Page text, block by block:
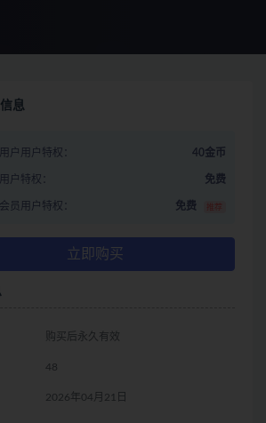
息
户用户特权： 40金币
户特权： 免费
员用户特权： 免费 推荐
立即购买
购买后永久有效
48
2026年04月21日